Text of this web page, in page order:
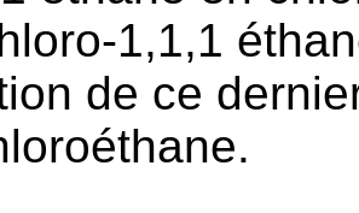
1,1,1
de ce